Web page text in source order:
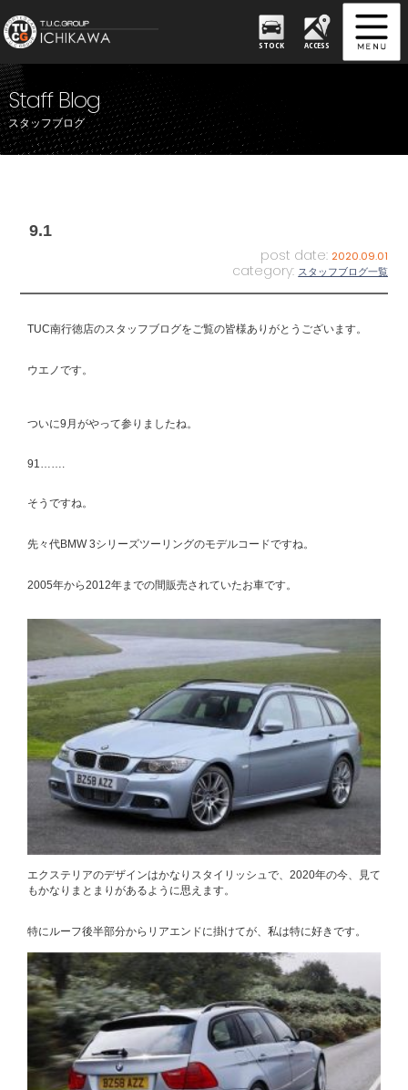
STOCK ACCESS
Staff Blog
スタッフブログ
9.1
post date: 2020.09.01
category: スタッフブログ一覧
TUC南行徳店のスタッフブログをご覧の皆様ありがとうございます。
ウエノです。
ついに9月がやって参りましたね。
91…….
そうですね。
先々代BMW 3シリーズツーリングのモデルコードですね。
2005年から2012年までの間販売されていたお車です。
エクステリアのデザインはかなりスタイリッシュで、2020年の今、見て
もかなりまとまりがあるように思えます。
特にルーフ後半部分からリアエンドに掛けてが、私は特に好きです。